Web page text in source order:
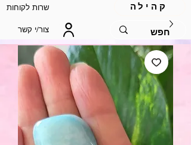
שרות לקוחות קהילה
צור/י קשר